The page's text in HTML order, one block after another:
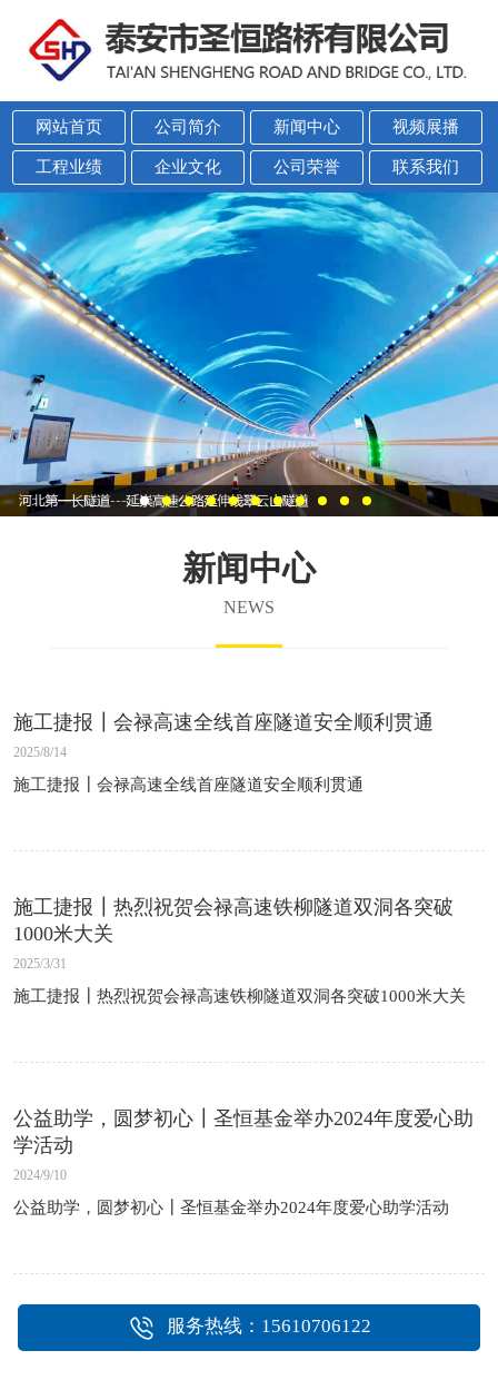
网站首页 公司简介 新闻中心 视频展播
工程业绩 企业文化 公司荣誉 联系我们
新闻中心
NEWS
施工捷报┃会禄高速全线首座隧道安全顺利贯通
2025/8/14
施工捷报┃会禄高速全线首座隧道安全顺利贯通
施工捷报┃热烈祝贺会禄高速铁柳隧道双洞各突破
1000米大关
2025/3/31
施工捷报┃热烈祝贺会禄高速铁柳隧道双洞各突破1000米大关
公益助学，圆梦初心┃圣恒基金举办2024年度爱心助
学活动
2024/9/10
公益助学，圆梦初心┃圣恒基金举办2024年度爱心助学活动
服务热线：15610706122